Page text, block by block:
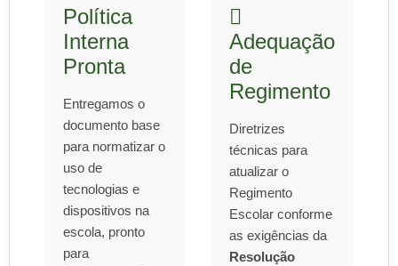
Política
Interna
Pronta
Entregamos o
documento base
para normatizar o
uso de
tecnologias e
dispositivos na
escola, pronto
para
Adequação
de
Regimento
Diretrizes
técnicas para
atualizar o
Regimento
Escolar conforme
as exigências da
Resolução